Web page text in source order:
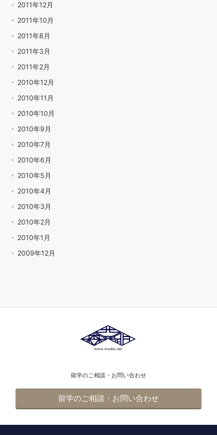
2011年12月
2011年10月
2011年8月
2011年3月
2011年2月
2010年12月
2010年11月
2010年10月
2010年9月
2010年7月
2010年6月
2010年5月
2010年4月
2010年3月
2010年2月
2010年1月
2009年12月
留学のご相談・お問い合わせ
留学のご相談・お問い合わせ